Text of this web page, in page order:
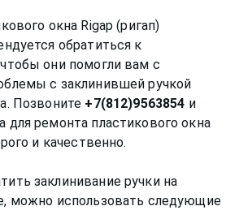
окна Rigap (ригап)
обратиться к
они помогли вам с
с заклинившей ручкой
Позвоните +7(812)9563854 и
для ремонта пластикового окна
и качественно.
заклинивание ручки на
можно использовать следующие